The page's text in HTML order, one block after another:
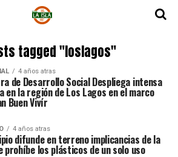
tagged "loslagos"
4 años atras
de Desarrollo Social Despliega intensa
en la región de Los Lagos en el marco
Buen Vivír
4 años atras
difunde en terreno implicancias de la
prohíbe los plásticos de un solo uso